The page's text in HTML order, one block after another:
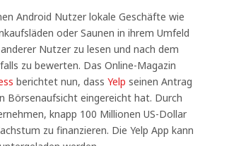
Android Nutzer lokale Geschäfte wie
oder Saunen in ihrem Umfeld
Nutzer zu lesen und nach dem
zu bewerten. Das Online-Magazin
berichtet nun, dass Yelp seinen Antrag
Börsenaufsicht eingereicht hat. Durch
knapp 100 Millionen US-Dollar
zu finanzieren. Die Yelp App kann